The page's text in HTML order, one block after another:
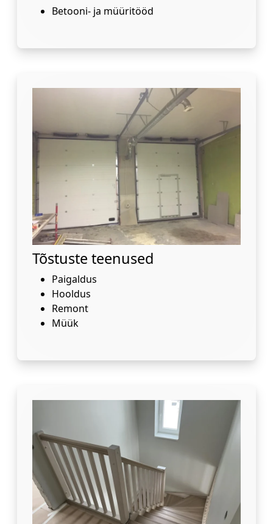
Betooni- ja müüritööd
Tõstuste teenused
Paigaldus
Hooldus
Remont
Müük